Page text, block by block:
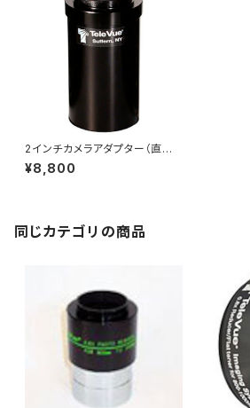
2インチカメラアダプター（直接
焦点撮影用）
¥8,800
同じカテゴリの商品